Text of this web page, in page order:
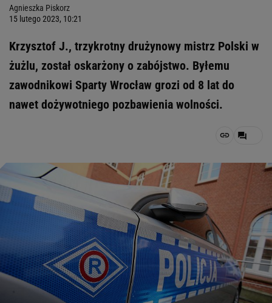
Agnieszka Piskorz
15 lutego 2023, 10:21
Krzysztof J., trzykrotny drużynowy mistrz Polski w
żużlu, został oskarżony o zabójstwo. Byłemu
zawodnikowi Sparty Wrocław grozi od 8 lat do
nawet dożywotniego pozbawienia wolności.